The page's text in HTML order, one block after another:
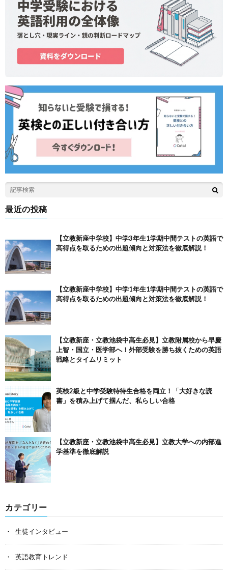
最近の投稿
【立教新座中学校】中学3年生1学期中間テストの英語で
高得点を取るための出題傾向と対策法を徹底解説！
【立教新座中学校】中学1年生1学期中間テストの英語で
高得点を取るための出題傾向と対策法を徹底解説！
【立教新座・立教池袋中高生必見】立教附属校から早慶
上智・国立・医学部へ！外部受験を勝ち抜くための英語
戦略とタイムリミット
英検2級と中学受験特待生合格を両立！「大好きな読
書」を積み上げて掴んだ、私らしい合格
【立教新座・立教池袋中高生必見】立教大学への内部進
学基準を徹底解説
カテゴリー
生徒インタビュー
英語教育トレンド